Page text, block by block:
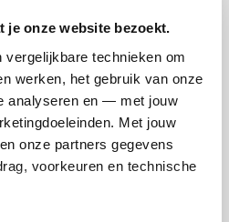
je onze website bezoekt.
technieken om
werken, het gebruik van onze
analyseren en — met jouw
Met jouw
onze partners gegevens
voorkeuren en technische
de transactiekosten
nu